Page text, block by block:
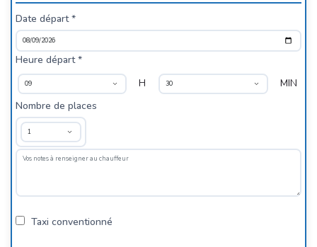
Date départ *
Heure départ *
H
MIN
Nombre de places
Taxi conventionné